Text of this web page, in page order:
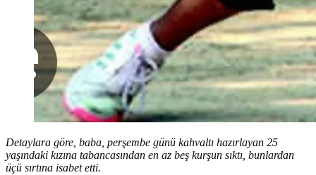
Detaylara göre, baba, perşembe günü kahvaltı hazırlayan 25
yaşındaki kızına tabancasından en az beş kurşun sıktı, bunlardan
üçü sırtına isabet etti.